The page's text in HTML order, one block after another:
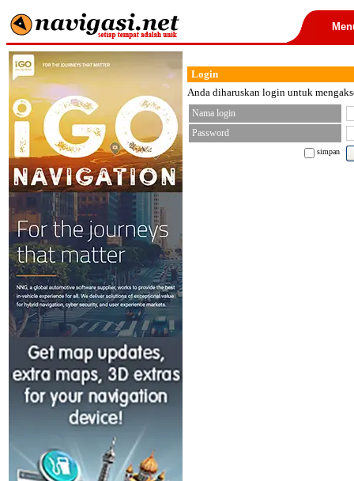
Login
Anda diharuskan login untuk
Nama login
Password
simpan